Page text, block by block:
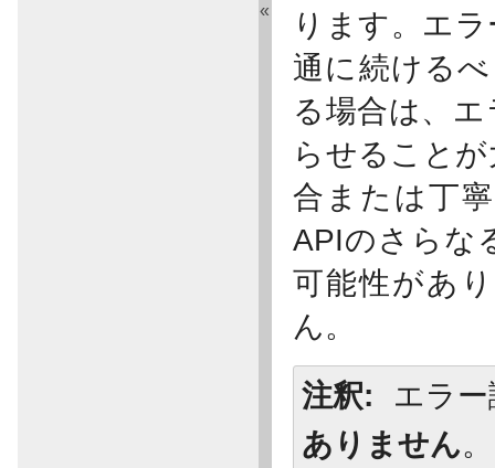
ります。エ
通に続ける
る場合は、
らせること
合または丁
APIのさらな
可能性があ
ん。
注釈
エラ
ありません
«